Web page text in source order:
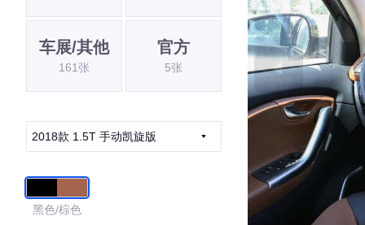
车展/其他
161张
官方
5张
2018款 1.5T 手动凯旋版
黑色/棕色